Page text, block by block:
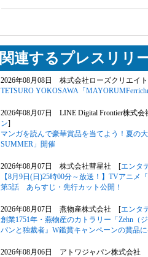
関連するプレスリリ
2026年08月08日 株式会社ローズクリエイ
TETSURO YOKOSAWA「
2026年08月07日 LINE Digital Frontier株式
ン]
マンガを読んで豪華賞品を当てよう！夏の
SUMMER」開催
2026年08月07日 株式会社彗星社 [エンタ
【8月9日(日)25時00分～放送！】TVアニ
第5話 あらすじ・先行カット公開！
2026年08月07日 燕物産株式会社 [エンタ
創業1751年・燕物産のカトラリー「Zehn（
パンと独裁者』W鑑賞キャンペーンの賞品
2026年08月06日 アトワジャパン株式会社